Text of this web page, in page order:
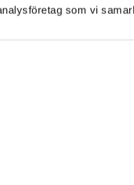
som vi